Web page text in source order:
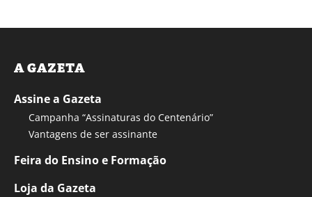
A GAZETA
Assine a Gazeta
Campanha “Assinaturas do Centenário”
Vantagens de ser assinante
Feira do Ensino e Formação
Loja da Gazeta